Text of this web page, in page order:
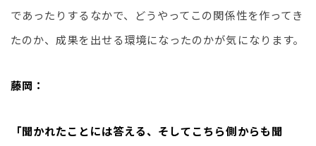
であったりするなかで、どうやってこの関係性を作ってき
たのか、成果を出せる環境になったのかが気になります。
藤岡：
「聞かれたことには答える、そしてこちら側からも聞